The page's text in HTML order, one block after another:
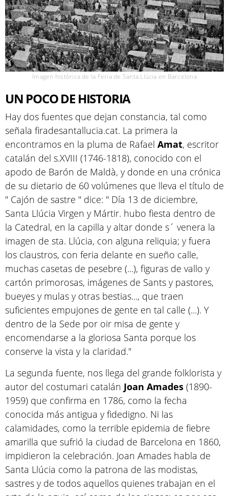
Imagen històrica de la Feria de Santa Llúcia en Barcelona
UN POCO DE HISTORIA
Hay dos fuentes que dejan constancia, tal como
señala firadesantallucia.cat. La primera la
encontramos en la pluma de Rafael Amat, escritor
catalán del s.XVIII (1746-1818), conocido con el
apodo de Barón de Maldà, y donde en una crónica
de su dietario de 60 volúmenes que lleva el título de
" Cajón de sastre " dice: " Día 13 de diciembre,
Santa Llúcia Virgen y Mártir. hubo fiesta dentro de
la Catedral, en la capilla y altar donde s´ venera la
imagen de sta. Llúcia, con alguna reliquia; y fuera
los claustros, con feria delante en sueño calle,
muchas casetas de pesebre (...), figuras de vallo y
cartón primorosas, imágenes de Sants y pastores,
bueyes y mulas y otras bestias..., que traen
suficientes empujones de gente en tal calle (...). Y
dentro de la Sede por oir misa de gente y
encomendarse a la gloriosa Santa porque los
conserve la vista y la claridad."
La segunda fuente, nos llega del grande folklorista y
autor del costumari catalán Joan Amades (1890-
1959) que confirma en 1786, como la fecha
conocida más antigua y fidedigno. Ni las
calamidades, como la terrible epidemia de fiebre
amarilla que sufrió la ciudad de Barcelona en 1860,
impidieron la celebración. Joan Amades habla de
Santa Llúcia como la patrona de las modistas,
sastres y de todos aquellos quienes trabajan en el